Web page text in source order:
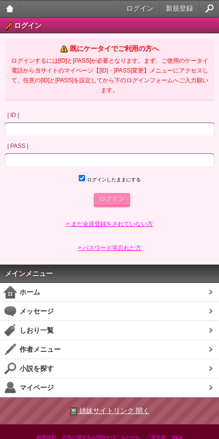
大人
ータ
イ官
新規登録
ログイン
ログイン
既にケータイでご利用の方へ
ログインするには[ID]と[PASS]が必要となります。まず、ご使用のケータイ
電話から当サイトのマイページ【[ID]・[PASS]変更】メニューにアクセスし
て、任意の[ID]と[PASS]を設定してから下のログインフォームへご入力願い
ます。
| ID |
| PASS |
ログインしたままにする
> まだ会員登録をされていない方
> パスワード等忘れた方
メインメニュー
ホーム
メッセージ
しおり一覧
作者メニュー
小説を探す
マイページ
姉妹サイトリンク 開く
利用規約 広告に関するお問合せはこちらから ご意見箱 Q&A